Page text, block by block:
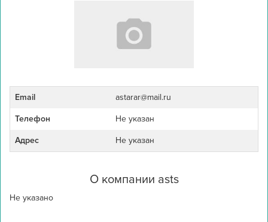
Справка
Регистрация
Регистрация
Забыли пароль?
Email astarar@mail.ru
Телефон Не указан
Адрес Не указан
О компании asts
Не указано